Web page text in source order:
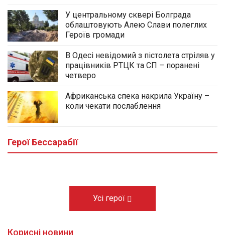
У центральному сквері Болграда
облаштовують Алею Слави полеглих
Героїв громади
В Одесі невідомий з пістолета стріляв у
працівників РТЦК та СП – поранені
четверо
Африканська спека накрила Україну –
коли чекати послаблення
Герої Бессарабії
У центральному сквері Болграда
облаштовують Алею Слави полеглих
Героїв громади
03.08.2026
Усі герої
Корисні новини